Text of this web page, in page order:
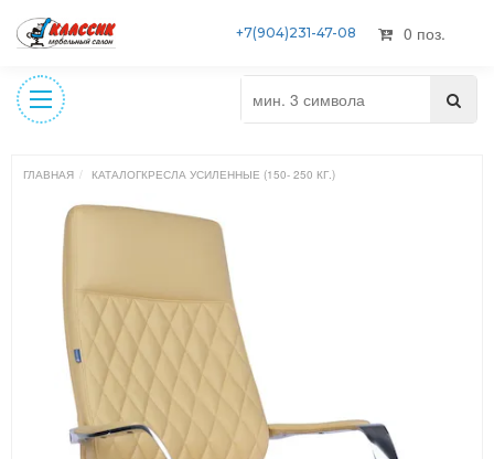
+7(904)231-47-08 0 поз.
ГЛАВНАЯ КАТАЛОГКРЕСЛА УСИЛЕННЫЕ (150- 250 КГ.)